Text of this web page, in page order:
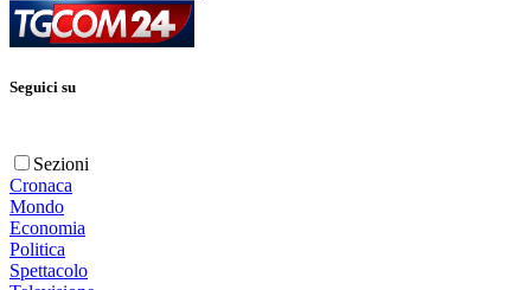
Seguici su
Sezioni
Cronaca
Mondo
Economia
Politica
Spettacolo